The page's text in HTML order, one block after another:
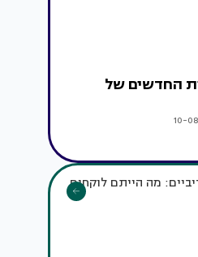
החדשים של
10-